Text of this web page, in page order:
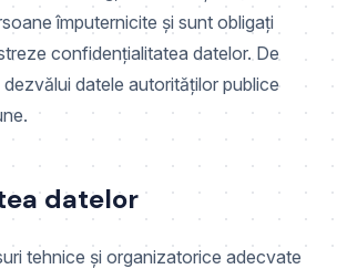
împuternicite și sunt obligați
confidențialitatea datelor. De
datele autorităților publice
datelor
tehnice și organizatorice adecvate